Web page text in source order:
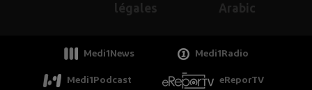
Arabic
légales
Medi1News Medi1Radio
Medi1Podcast eReporTV